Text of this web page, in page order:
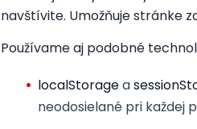
navštívite. Umožňuje stránke
Používame aj podobné
localStoragea
neodosielané pri každej